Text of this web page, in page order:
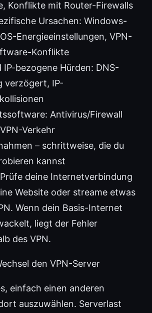
Konflikte mit Router-Firewalls
Ursachen: Windows-
Energieeinstellungen, VPN-
Konflikte
IP-bezogene Hürden: DNS-
verzögert, IP-
Antivirus/Firewall
Verkehr
– schrittweise, die du
kannst
deine Internetverbindung
Website oder streame etwas
Wenn dein Basis-Internet
liegt der Fehler
des VPN.
den VPN-Server
einfach einen anderen
auszuwählen. Serverlast